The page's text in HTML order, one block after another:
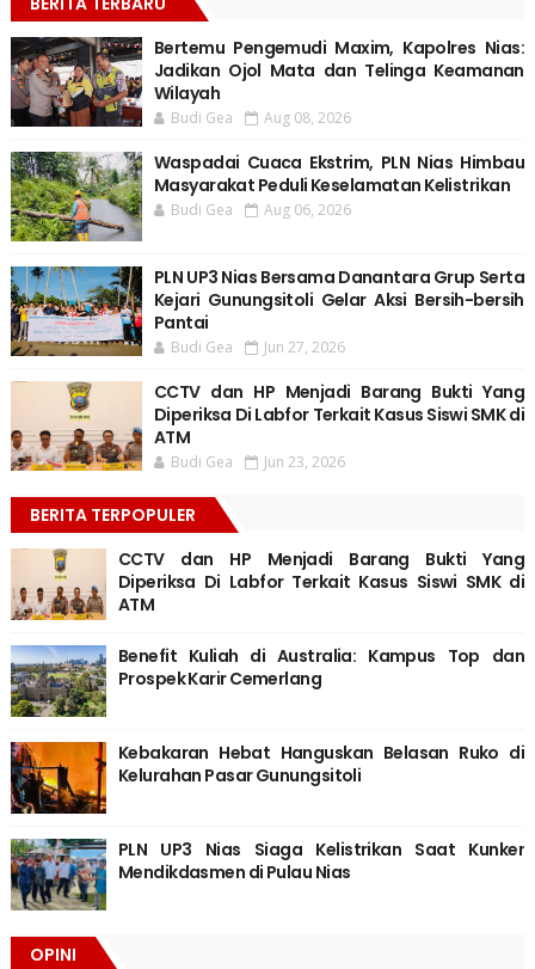
Bertemu Pengemudi Maxim, Kapolres Nias:
Jadikan Ojol Mata dan Telinga Keamanan
Wilayah
Budi Gea Aug 08, 2026
Waspadai Cuaca Ekstrim, PLN Nias Himbau
Masyarakat Peduli Keselamatan Kelistrikan
Budi Gea Aug 06, 2026
PLN UP3 Nias Bersama Danantara Grup Serta
Kejari Gunungsitoli Gelar Aksi Bersih-bersih
Pantai
Budi Gea Jun 27, 2026
CCTV dan HP Menjadi Barang Bukti Yang
Diperiksa Di Labfor Terkait Kasus Siswi SMK di
ATM
Budi Gea Jun 23, 2026
BERITA TERPOPULER
CCTV dan HP Menjadi Barang Bukti Yang
Diperiksa Di Labfor Terkait Kasus Siswi SMK di
ATM
Benefit Kuliah di Australia: Kampus Top dan
Prospek Karir Cemerlang
Kebakaran Hebat Hanguskan Belasan Ruko di
Kelurahan Pasar Gunungsitoli
PLN UP3 Nias Siaga Kelistrikan Saat Kunker
Mendikdasmen di Pulau Nias
OPINI